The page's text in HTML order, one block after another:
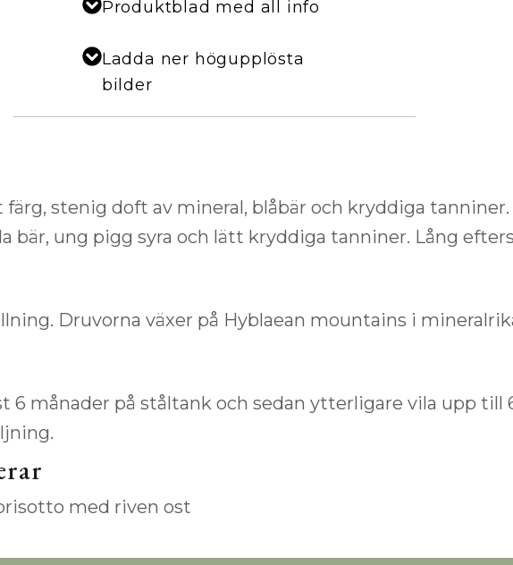
Produktblad med all info
Ladda ner högupplösta
bilder
stenig doft av mineral, blåbär och kryddiga
bär, ung pigg syra och lätt kryddiga tanniner. Lång
Druvorna växer på Hyblaean mountains i
6 månader på ståltank och sedan ytterligare vila upp till
med riven ost